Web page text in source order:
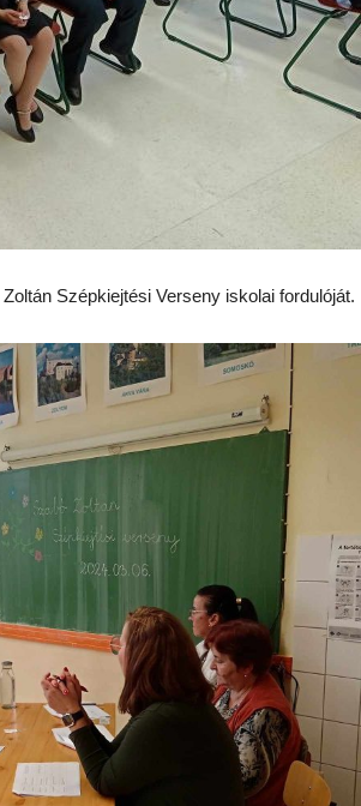
Szépkiejtési Verseny iskolai fordulóját.